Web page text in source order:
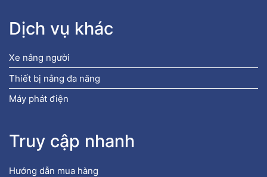
Dịch vụ khác
Xe nâng người
Thiết bị nâng đa năng
Máy phát điện
Truy cập nhanh
Hướng dẫn mua hàng